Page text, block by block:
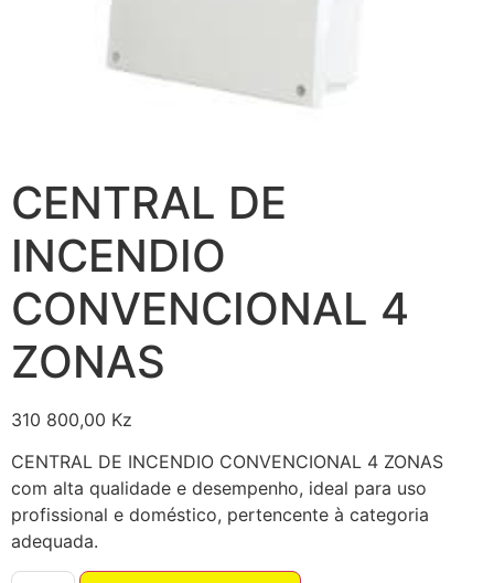
CENTRAL DE
INCENDIO
CONVENCIONAL 4
ZONAS
310 800,00 Kz
CENTRAL DE INCENDIO CONVENCIONAL 4 ZONAS
com alta qualidade e desempenho, ideal para uso
profissional e doméstico, pertencente à categoria
adequada.